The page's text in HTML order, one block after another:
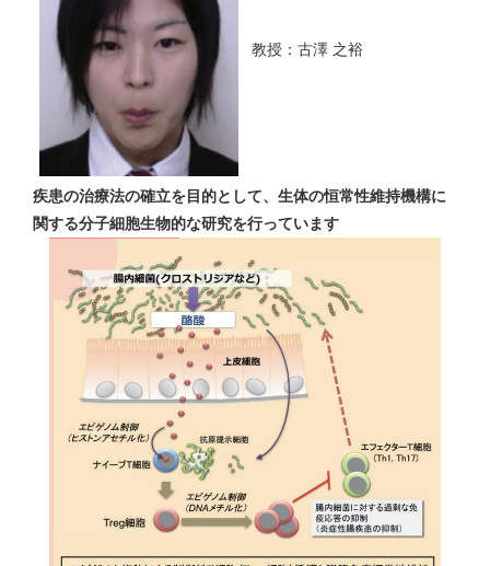
教授：古澤 之裕
疾患の治療法の確立を目的として、生体の恒常性維持機構に
関する分子細胞生物的な研究を行っています